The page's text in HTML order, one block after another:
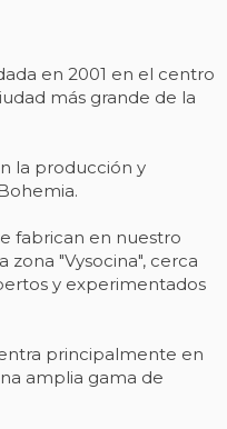
en 2001 en el centro
más grande de la
la producción y
fabrican en nuestro
"Vysocina", cerca
y experimentados
principalmente en
amplia gama de